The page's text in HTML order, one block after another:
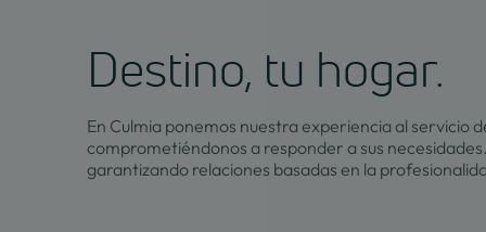
Destino, tu hogar.
En Culmia ponemos nuestra experiencia al servicio
comprometiéndonos a responder a sus
garantizando relaciones basadas en la